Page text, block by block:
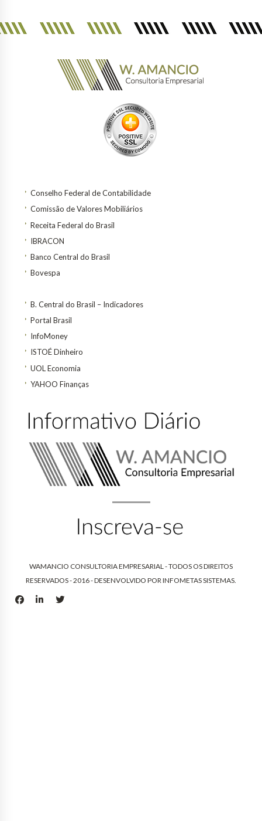
Conselho Federal de Contabilidade
Comissão de Valores Mobiliários
Receita Federal do Brasil
IBRACON
Banco Central do Brasil
Bovespa
B. Central do Brasil – Indicadores
Portal Brasil
InfoMoney
ISTOÉ Dinheiro
UOL Economia
YAHOO Finanças
WAMANCIO CONSULTORIA EMPRESARIAL - TODOS OS DIREITOS
RESERVADOS - 2016 - DESENVOLVIDO PORINFOMETAS SISTEMAS.